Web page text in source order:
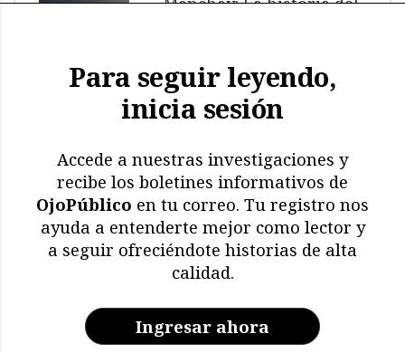
El impacto de El Niño: más
mamíferos marinos
muertos
Memoria en riesgo:
restricciones y deterioro
en los archivos de la CVR
Para seguir leyendo,
inicia sesión
Accede a nuestras investigaciones y
recibe los boletines informativos de
OjoPúblico en tu correo. Tu registro nos
ayuda a entenderte mejor como lector y
a seguir ofreciéndote historias de alta
calidad.
Ingresar ahora